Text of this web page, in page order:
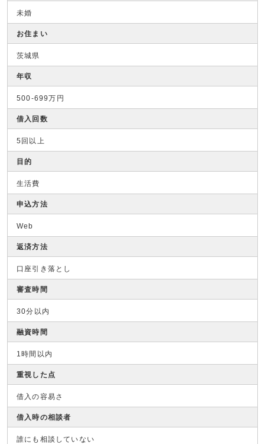
未婚
お住まい
茨城県
年収
500-699万円
借入回数
5回以上
目的
生活費
申込方法
Web
返済方法
口座引き落とし
審査時間
30分以内
融資時間
1時間以内
重視した点
借入の容易さ
借入時の相談者
誰にも相談していない